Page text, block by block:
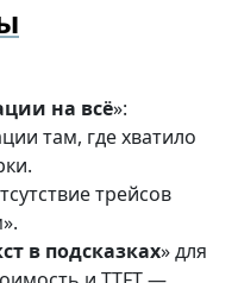
на всё»:
там, где хватило
трейсов
в подсказках» для